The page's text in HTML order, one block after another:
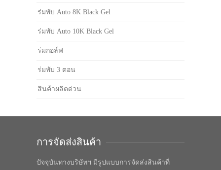
ร่มพับ Auto 8K Black Gel
ร่มพับ Auto 10K Black Gel
ร่มกอล์ฟ
ร่มพับ 3 ตอน
สินค้าผลิตด่วน
การจัดส่งสินค้า
ปัจจุบันทางบริษัทฯ มีรูปแบบการจัดส่งสินค้าที่